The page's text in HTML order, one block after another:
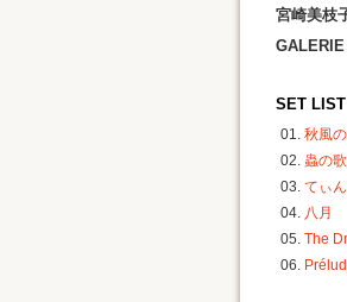
宮崎美枝
SET LIST
秋風
蟲の歌
てぃ
八月
The